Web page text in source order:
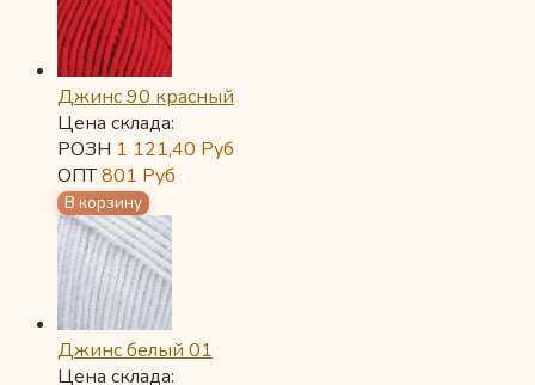
Джинс 90 красный
Цена склада:
РОЗН 1 121,40 Руб
ОПТ801 Руб
Джинс белый 01
Цена склада: